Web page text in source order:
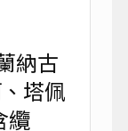
納古
塔佩
纜